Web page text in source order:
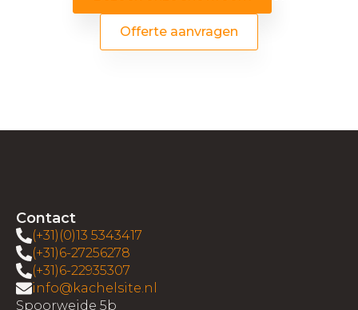
Offerte aanvragen
Contact
(+31)(0)13 5343417
(+31)6-27256278
(+31)6-22935307
info@kachelsite.nl
Spoorweide 5b